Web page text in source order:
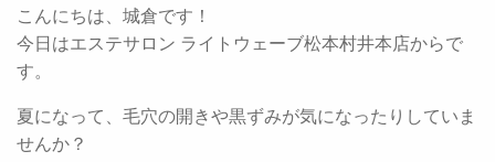
こんにちは、城倉です！
今日はエステサロン ライトウェーブ松本村井本店からで
す。
夏になって、毛穴の開きや黒ずみが気になったりしていま
せんか？